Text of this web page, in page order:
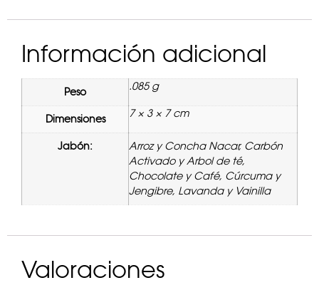
Información adicional
Peso .085 g
Dimensiones 7 × 3 × 7 cm
Jabón:
Arroz y Concha Nacar, Carbón
Activado y Arbol de té,
Chocolate y Café, Cúrcuma y
Jengibre, Lavanda y Vainilla
Valoraciones